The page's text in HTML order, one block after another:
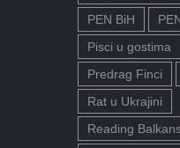
PEN BiH
Pisci u gostima
Predrag Finci
Rat u Ukrajini
Reading